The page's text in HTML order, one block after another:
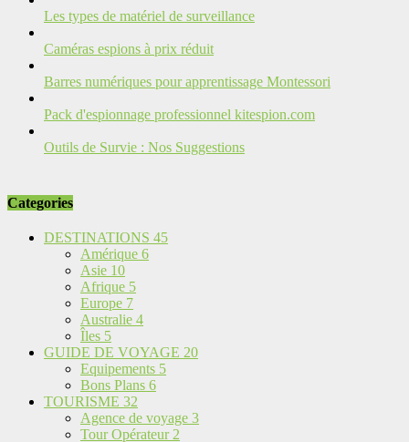
Les types de matériel de surveillance
Caméras espions à prix réduit
Barres numériques pour apprentissage Montessori
Pack d'espionnage professionnel kitespion.com
Outils de Survie : Nos Suggestions
Categories
DESTINATIONS 45
Amérique 6
Asie 10
Afrique 5
Europe 7
Australie 4
Îles 5
GUIDE DE VOYAGE 20
Equipements 5
Bons Plans 6
TOURISME 32
Agence de voyage 3
Tour Opérateur 2